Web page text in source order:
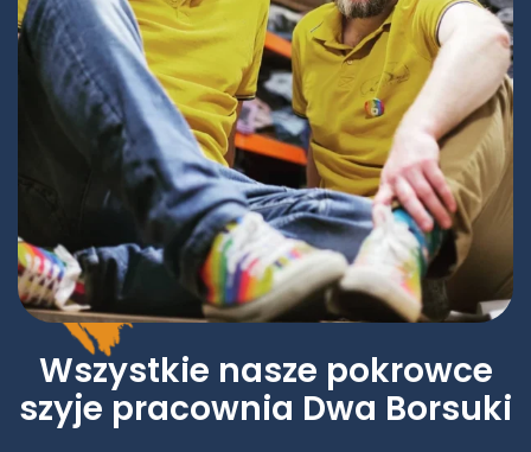
Wszystkie nasze pokrowce
szyje pracownia Dwa Borsuki